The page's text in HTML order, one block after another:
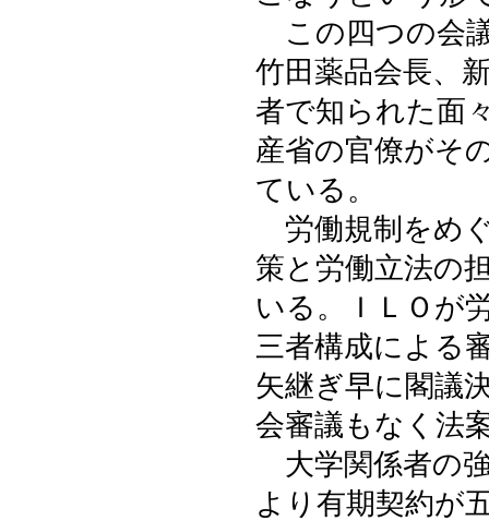
この四つの会
竹田薬品会長、
者で知られた面
産省の官僚がそ
ている。
労働規制をめ
策と労働立法の
いる。ＩＬＯが
三者構成による
矢継ぎ早に閣議
会審議もなく法
大学関係者の
より有期契約が